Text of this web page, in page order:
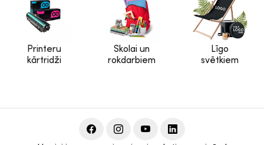
Printeru
kārtridži
Skolai un
rokdarbiem
Līgo
svētkiem